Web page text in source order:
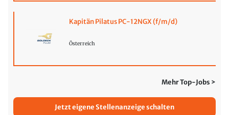
Kapitän Pilatus PC-12NGX (f/m/d)
Österreich
Mehr Top-Jobs >
Jetzt eigene Stellenanzeige schalten